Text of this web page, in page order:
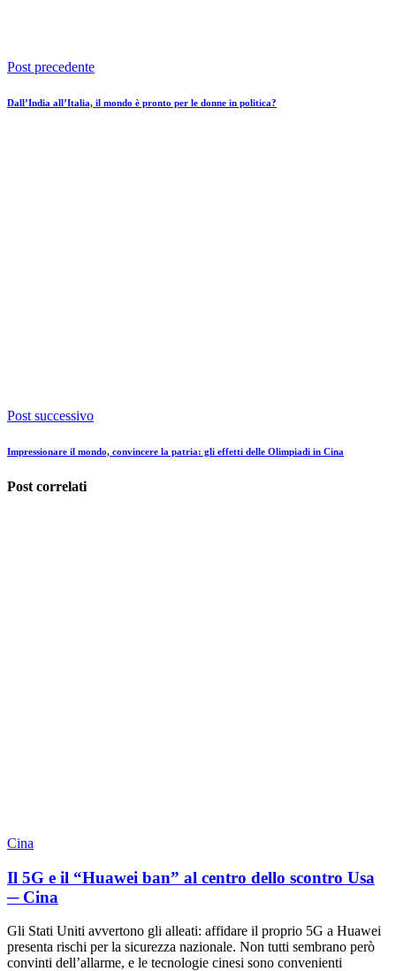
Post precedente
Dall’India all’Italia, il mondo è pronto per le donne in politica?
Post successivo
Impressionare il mondo, convincere la patria: gli effetti delle Olimpiadi in Cina
Post correlati
Cina
Il 5G e il “Huawei ban” al centro dello scontro Usa
─ Cina
Gli Stati Uniti avvertono gli alleati: affidare il proprio 5G a Huawei
presenta rischi per la sicurezza nazionale. Non tutti sembrano però
convinti dell’allarme, e le tecnologie cinesi sono convenienti